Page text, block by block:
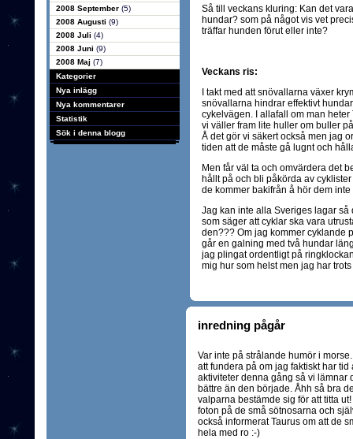
2008 September (5)
2008 Augusti (9)
2008 Juli (4)
2008 Juni (9)
2008 Maj (7)
Kategorier
Nya inlägg
Nya kommentarer
Statistik
Sök i denna blogg
Så till veckans kluring: Kan det
hundar? som på något vis vet
träffar hunden förut eller inte?
Veckans ris:
I takt med att snövallarna växer
snövallarna hindrar effektivt
cykelvägen. I allafall om man
vi väller fram lite huller om buller
Å det gör vi säkert också men jag
tiden att de måste gå lugnt och
Men får väl ta och omvärdera det
hållt på och bli påkörda av
de kommer bakifrån å hör dem
Jag kan inte alla Sveriges lagar så
som säger att cyklar ska vara
den??? Om jag kommer cyklande
går en galning med två hundar
jag plingat ordentligt på
mig hur som helst men jag har
inredning pågår
Var inte på strålande humör i
att fundera på om jag faktiskt har
aktiviteter denna gång så vi lämnar
bättre än den började. Åhh så bra
valparna bestämde sig för att titta
foton på de små sötnosarna och
också informerat Taurus om att de
hela med ro :-)